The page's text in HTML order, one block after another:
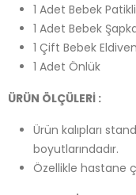
1 Adet Bebek Patikli
1 Adet Bebek
1 Çift Bebek
1 Adet Önlük
ÜRÜN ÖLÇÜLERİ :
Ürün kalıpları
boyutlarındadır.
Özellikle hastane